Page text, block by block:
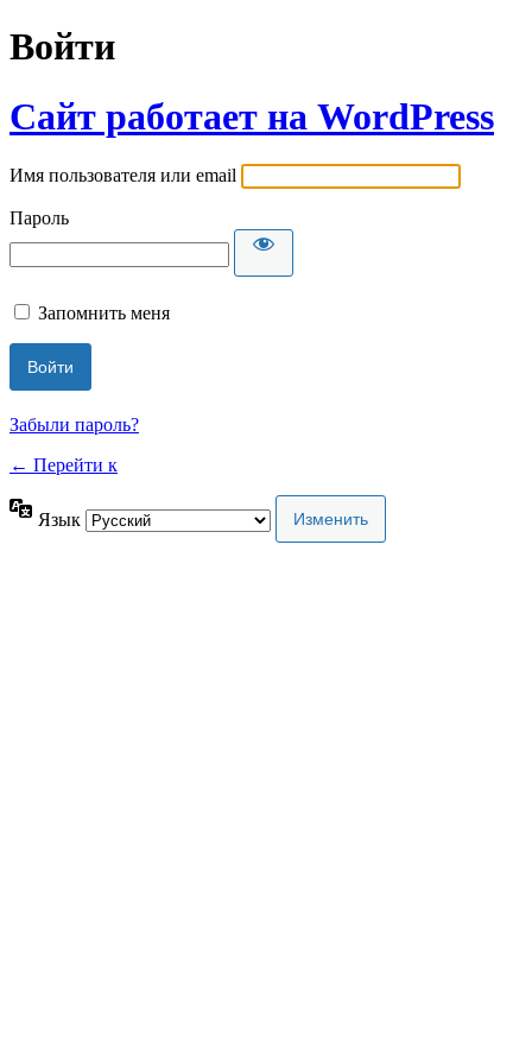
Войти
Сайт работает на WordPress
Имя пользователя или email
Пароль
Запомнить меня
Забыли пароль?
← Перейти к
Язык